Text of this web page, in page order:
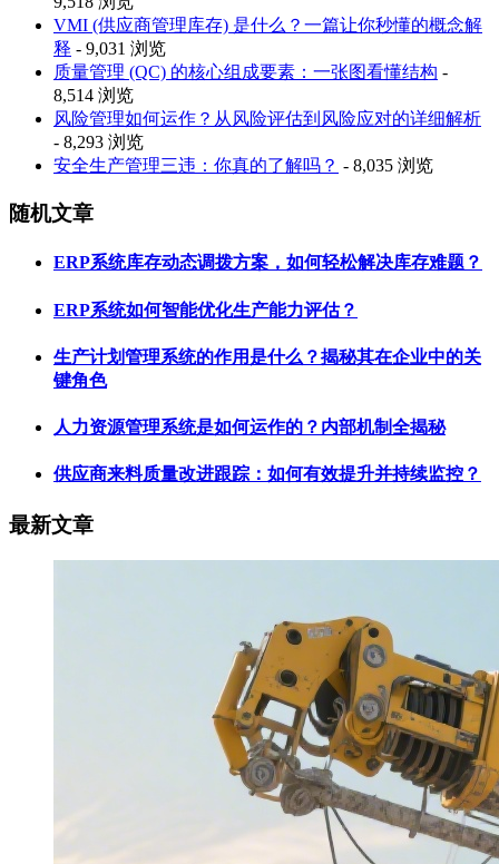
VMI (供应商管理库存) 是什么？一篇让你秒懂的概念解
释 - 9,031 浏览
质量管理 (QC) 的核心组成要素：一张图看懂结构 -
8,514 浏览
风险管理如何运作？从风险评估到风险应对的详细解析
- 8,293 浏览
安全生产管理三违：你真的了解吗？ - 8,035 浏览
随机文章
ERP系统库存动态调拨方案，如何轻松解决库存难题？
ERP系统如何智能优化生产能力评估？
生产计划管理系统的作用是什么？揭秘其在企业中的关
键角色
人力资源管理系统是如何运作的？内部机制全揭秘
供应商来料质量改进跟踪：如何有效提升并持续监控？
最新文章